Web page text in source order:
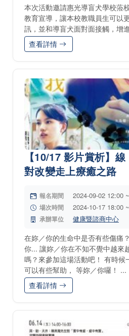
本次活動邀請惠光導盲犬學校蒞
教育宣導，讓本校教職員生可以
訊，並和導盲犬面對面接觸，增
查看詳情
【10/17 影片賞析】
對改變走上療癒之路
報名期間 2024-09-02 12:00
場次時間 2024-10-17 18:00
承辦單位 健康暨諮商中心
在妳／你的生命中是否有些傷痛
你... 讓妳／你在不知不覺中越來
嗎？來參加這場活動吧！ 有時候
可以有些幫助， 等妳／你囉！ ...
查看詳情